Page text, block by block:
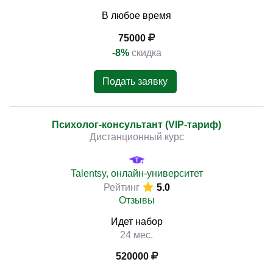
В любое время
75000
-8% скидка
Подать заявку
Психолог-консультант (VIP-тариф)
Дистанционный курс
Talentsy, онлайн-университет
Рейтинг
5.0
Отзывы
Идет набор
24 мес.
520000